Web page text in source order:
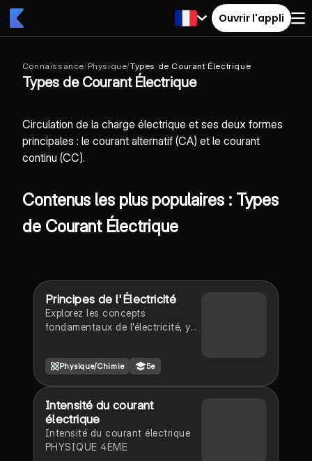
Ouvrir l'appli
Connaissance/Physique/Types de Courant Électrique
Types de Courant Électrique
Circulation de la charge électrique et ses deux formes
principales : le courant alternatif (CA) et le courant
continu (CC).
Contenus les plus populaires : Types
de Courant Électrique
Principes de l'Électricité
Explorez les concepts
fondamentaux de l'électricité, y
puissance et d'énergie. Ce
document présente des schémas
et des méthodes de calcul pour
mieux comprendre le
fonctionnement des systèmes
électriques. Type: résumé.
Physique/Chimie 5e
Intensité du courant
électrique
Intensité du courant électrique
PHYSIQUE 4ÈME